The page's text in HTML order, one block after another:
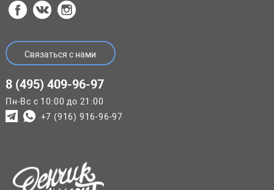
Связаться с нами
8 (495) 409-96-97
Пн-Вс с 10:00 до 21:00
+7 (916) 916-96-97